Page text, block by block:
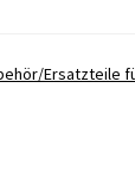
Ersatzteile